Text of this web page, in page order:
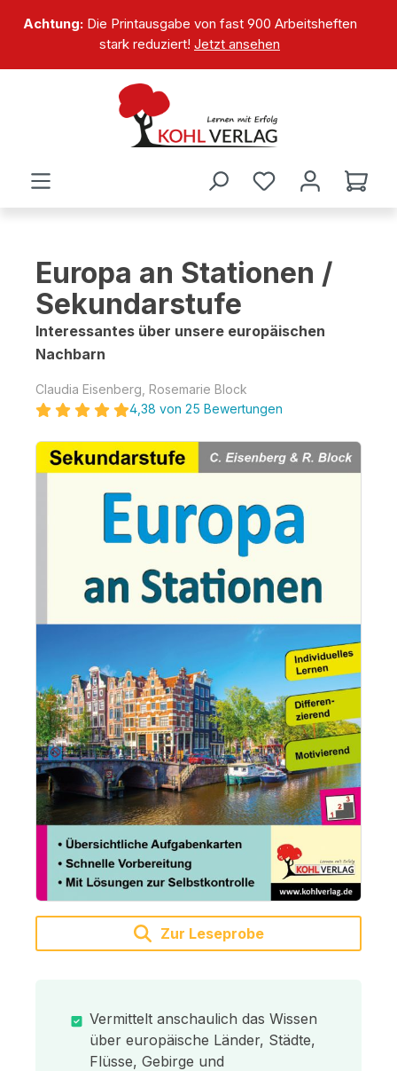
springen
Achtung:Die Printausgabe von fast 900 Arbeitsheften
stark reduziert! Jetzt ansehen
Europa an Stationen /
Sekundarstufe
Interessantes über unsere europäischen
Nachbarn
Claudia Eisenberg, Rosemarie Block
4,38 von 25 Bewertungen
Bildergalerie überspringen
Zur Leseprobe
Vermittelt anschaulich das Wissen
über europäische Länder, Städte,
Flüsse, Gebirge und